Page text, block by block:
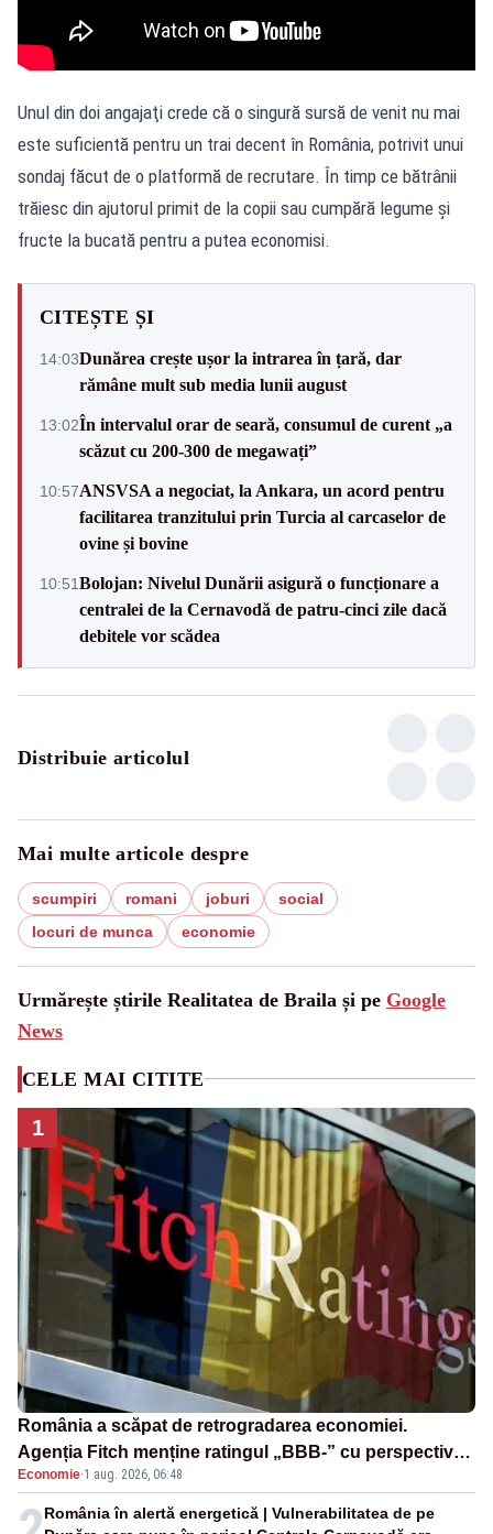
Unul din doi angajaţi crede că o singură sursă de venit nu mai
este suficientă pentru un trai decent în România, potrivit unui
sondaj făcut de o platformă de recrutare. În timp ce bătrânii
trăiesc din ajutorul primit de la copii sau cumpără legume și
fructe la bucată pentru a putea economisi.
CITEȘTE ȘI
14:03Dunărea crește ușor la intrarea în țară, dar
rămâne mult sub media lunii august
13:02În intervalul orar de seară, consumul de curent „a
scăzut cu 200-300 de megawați”
10:57ANSVSA a negociat, la Ankara, un acord pentru
facilitarea tranzitului prin Turcia al carcaselor de
ovine și bovine
10:51Bolojan: Nivelul Dunării asigură o funcționare a
centralei de la Cernavodă de patru-cinci zile dacă
debitele vor scădea
Distribuie articolul
Mai multe articole despre
scumpiri romani joburi
social
locuri de munca
economie
Urmărește știrile Realitatea de Braila și pe Google
News
CELE MAI CITITE
1
România a scăpat de retrogradarea economiei.
Agenția Fitch menține ratingul „BBB-” cu perspectivă
negativă
Economie·1 aug. 2026, 06:48
România în alertă energetică | Vulnerabilitatea de pe